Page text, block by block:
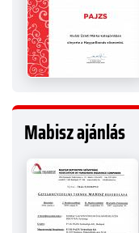
Mabisz ajánlás